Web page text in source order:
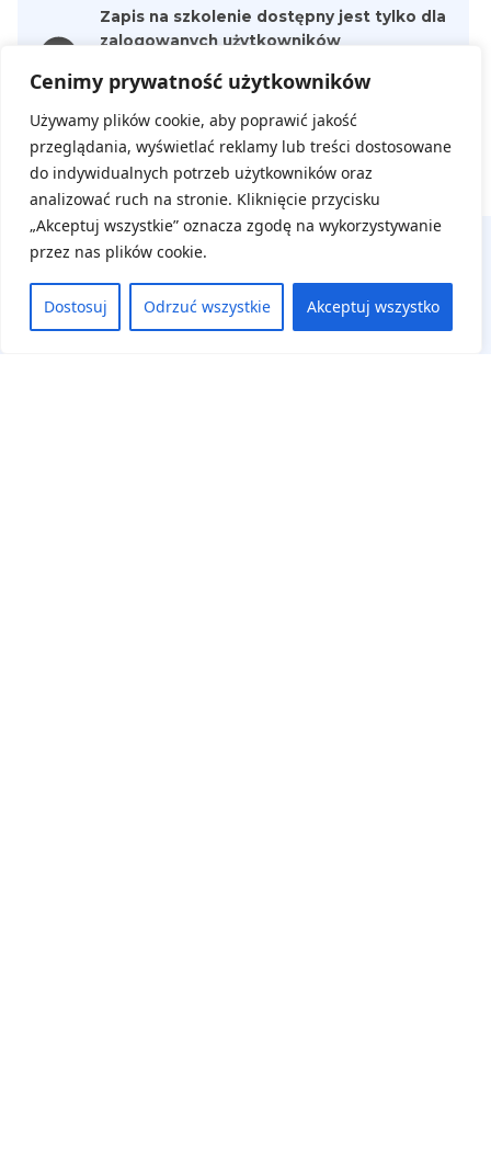
Cenimy prywatność użytkowników
Używamy plików cookie, aby poprawić jakość
przeglądania, wyświetlać reklamy lub treści dostosowane
do indywidualnych potrzeb użytkowników oraz
analizować ruch na stronie. Kliknięcie przycisku
„Akceptuj wszystkie” oznacza zgodę na wykorzystywanie
przez nas plików cookie.
Dostosuj Odrzuć wszystkie Akceptuj wszystko
Zapis na szkolenie dostępny jest tylko dla
zalogowanych użytkowników
LOGOWANIE lub REJESTRACJA
utworzenia nowego konta.